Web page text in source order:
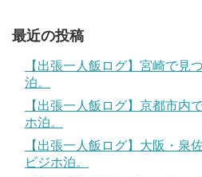
最近の投稿
【出張一人飯ログ】宮崎で見
泊。
【出張一人飯ログ】京都市内
ホ泊。
【出張一人飯ログ】大阪・泉
ビジホ泊。